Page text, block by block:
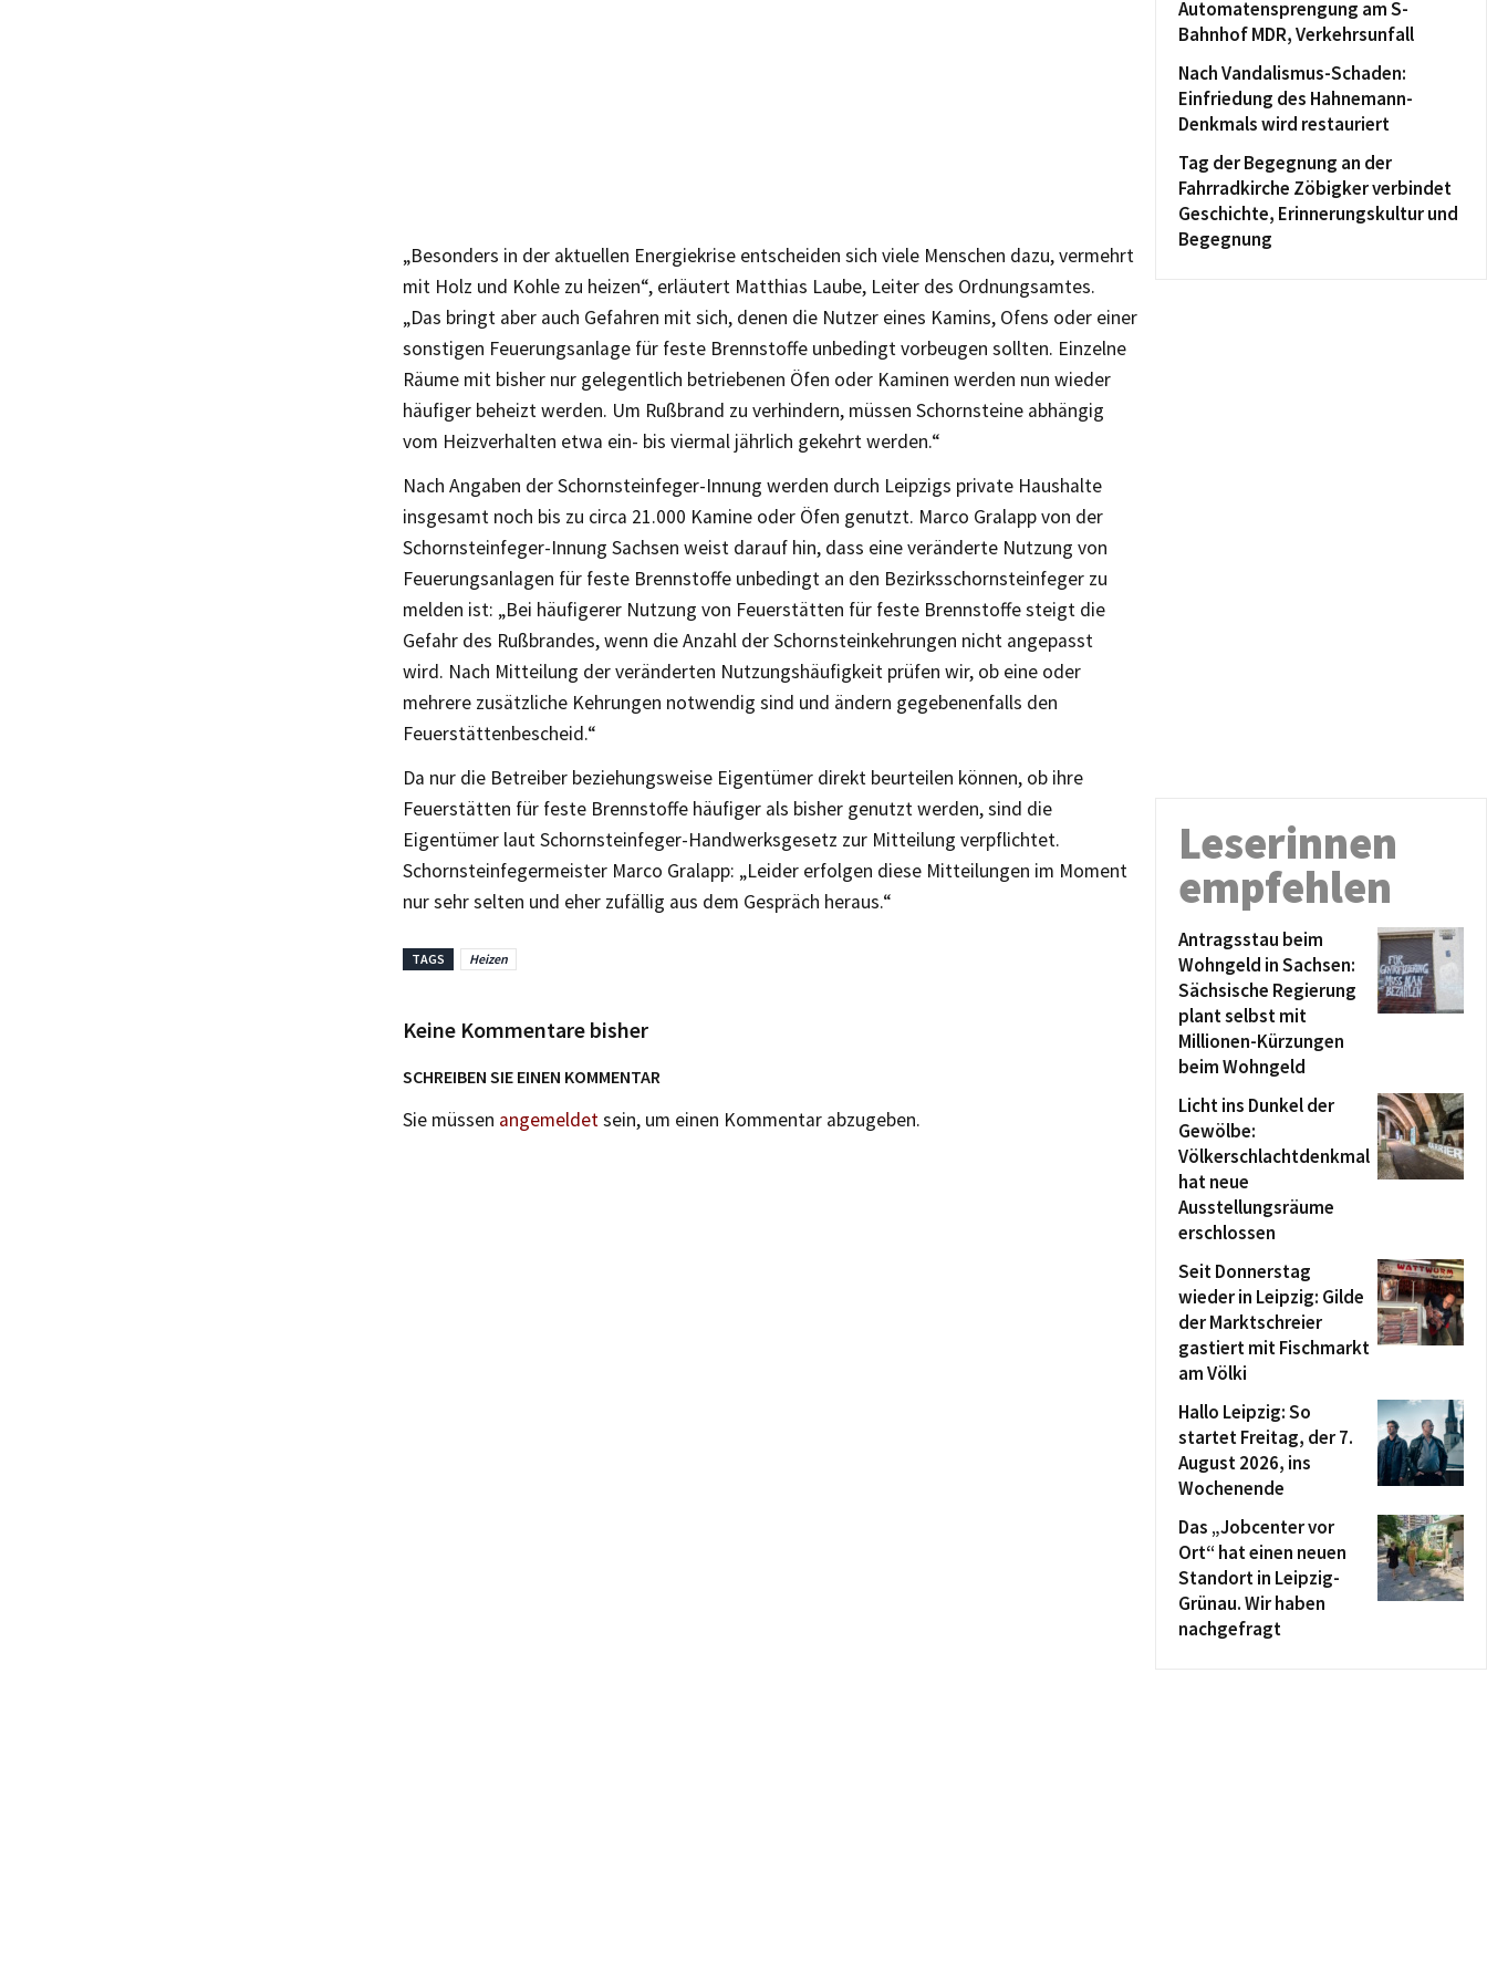
„Besonders in der aktuellen Energiekrise entscheiden sich viele Menschen dazu, vermehrt
mit Holz und Kohle zu heizen“, erläutert Matthias Laube, Leiter des Ordnungsamtes.
„Das bringt aber auch Gefahren mit sich, denen die Nutzer eines Kamins, Ofens oder einer
sonstigen Feuerungsanlage für feste Brennstoffe unbedingt vorbeugen sollten. Einzelne
Räume mit bisher nur gelegentlich betriebenen Öfen oder Kaminen werden nun wieder
häufiger beheizt werden. Um Rußbrand zu verhindern, müssen Schornsteine abhängig
vom Heizverhalten etwa ein- bis viermal jährlich gekehrt werden.“
Nach Angaben der Schornsteinfeger-Innung werden durch Leipzigs private Haushalte
insgesamt noch bis zu circa 21.000 Kamine oder Öfen genutzt. Marco Gralapp von der
Schornsteinfeger-Innung Sachsen weist darauf hin, dass eine veränderte Nutzung von
Feuerungsanlagen für feste Brennstoffe unbedingt an den Bezirksschornsteinfeger zu
melden ist: „Bei häufigerer Nutzung von Feuerstätten für feste Brennstoffe steigt die
Gefahr des Rußbrandes, wenn die Anzahl der Schornsteinkehrungen nicht angepasst
wird. Nach Mitteilung der veränderten Nutzungshäufigkeit prüfen wir, ob eine oder
mehrere zusätzliche Kehrungen notwendig sind und ändern gegebenenfalls den
Feuerstättenbescheid.“
Da nur die Betreiber beziehungsweise Eigentümer direkt beurteilen können, ob ihre
Feuerstätten für feste Brennstoffe häufiger als bisher genutzt werden, sind die
Eigentümer laut Schornsteinfeger-Handwerksgesetz zur Mitteilung verpflichtet.
Schornsteinfegermeister Marco Gralapp: „Leider erfolgen diese Mitteilungen im Moment
nur sehr selten und eher zufällig aus dem Gespräch heraus.“
TAGS Heizen
Keine Kommentare bisher
SCHREIBEN SIE EINEN KOMMENTAR
Sie müssen angemeldetsein, um einen Kommentar abzugeben.
Automatensprengung am S-
Bahnhof MDR, Verkehrsunfall
Nach Vandalismus-Schaden:
Einfriedung des Hahnemann-
Denkmals wird restauriert
Tag der Begegnung an der
Fahrradkirche Zöbigker verbindet
Geschichte, Erinnerungskultur und
Begegnung
Leserinnen
empfehlen
Antragsstau beim
Wohngeld in Sachsen:
Sächsische Regierung
plant selbst mit
Millionen-Kürzungen
beim Wohngeld
Licht ins Dunkel der
Gewölbe:
Völkerschlachtdenkmal
hat neue
Ausstellungsräume
erschlossen
Seit Donnerstag
wieder in Leipzig: Gilde
der Marktschreier
gastiert mit Fischmarkt
am Völki
Hallo Leipzig: So
startet Freitag, der 7.
August 2026, ins
Wochenende
Das „Jobcenter vor
Ort“ hat einen neuen
Standort in Leipzig-
Grünau. Wir haben
nachgefragt